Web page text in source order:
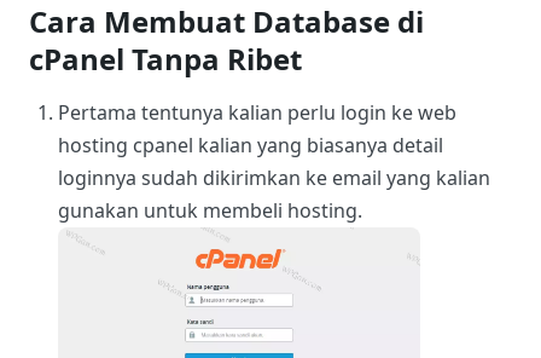
Cara Membuat Database di
cPanel Tanpa Ribet
Pertama tentunya kalian perlu login ke web
hosting cpanel kalian yang biasanya detail
loginnya sudah dikirimkan ke email yang kalian
gunakan untuk membeli hosting.